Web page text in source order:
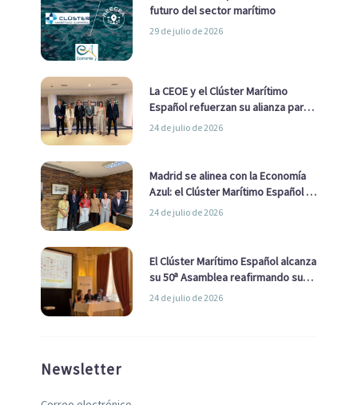
futuro del sector marítimo
29 de julio de 2026
La CEOE y el Clúster Marítimo
Español refuerzan su alianza para
impulsar una estrategia Nacional
24 de julio de 2026
Madrid se alinea con la Economía
Azul: el Clúster Marítimo Español y
la Real Liga Naval avanzan alianzas
24 de julio de 2026
El Clúster Marítimo Español alcanza
su 50ª Asamblea reafirmando su
liderazgo en la Economía Azul
24 de julio de 2026
Newsletter